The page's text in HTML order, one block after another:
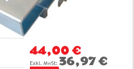
44,00 €
36,97 €